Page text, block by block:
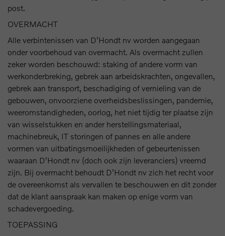
post.
OVERMACHT
Alle verbintenissen van D’Hondt nv worden aangegaan
onder voorbehoud van overmacht. Als overmacht zullen
zeker worden beschouwd: staking of andere vorm van
werkonderbreking, gebrek aan arbeidskrachten, ongevallen,
gebrek aan transport, beschadiging of vernieling van de
gebouwen, onvoorziene overheidsbeslissingen, pandemie,
weeromstandigheden, oorlog, het niet tijdig ter plaatse zijn
van wisselstukken en ander herstellingsmateriaal,
machinebreuk, IT storingen of pannes en alle andere
vormen van uitbatingsmoeilijkheden of gebeurtenissen
waaraan D’Hondt nv (doch ook zijn leveranciers) vreemd
zijn. Bij overmacht behoudt D’Hondt nv zich het recht voor
de overeenkomst als vervallen te beschouwen en dit zonder
dat de klant aanspraak kan maken op enige vorm van
schadevergoeding.
TOEPASSING